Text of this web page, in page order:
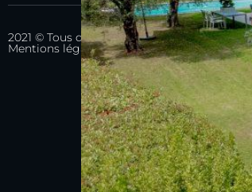
2021 © Tous droits réservés - Site réalisé
Mentions légales & conditions générales